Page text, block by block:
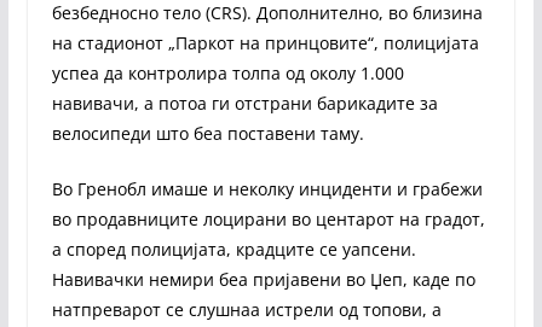
безбедносно тело (CRS). Дополнително, во близина
на стадионот „Паркот на принцовите“, полицијата
успеа да контролира толпа од околу 1.000
навивачи, а потоа ги отстрани барикадите за
велосипеди што беа поставени таму.
Во Гренобл имаше и неколку инциденти и грабежи
во продавниците лоцирани во центарот на градот,
а според полицијата, крадците се уапсени.
Навивачки немири беа пријавени во Џеп, каде по
натпреварот се слушнаа истрели од топови, а